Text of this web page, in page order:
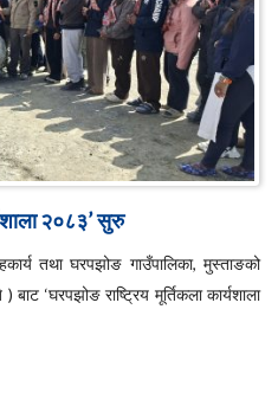
२०८३’ सुरु
तथा घरपझोङ गाउँपालिका, मुस्ताङको
‘घरपझोङ राष्ट्रिय मूर्तिकला कार्यशाला